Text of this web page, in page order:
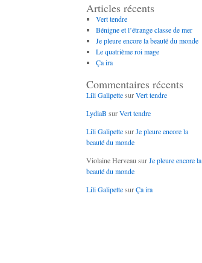
Articles récents
Vert tendre
Bénigne et l’étrange classe de mer
Je pleure encore la beauté du monde
Le quatrième roi mage
Ça ira
Commentaires récents
Lili GalipettesurVert tendre
LydiaB surVert tendre
Lili GalipettesurJe pleure encore la
beauté du monde
Violaine Herveau surJe pleure encore la
beauté du monde
Lili GalipettesurÇa ira